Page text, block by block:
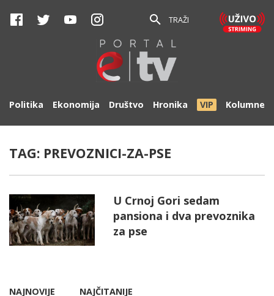
TRAŽI
Politika Ekonomija Društvo Hronika VIP Kolumne
TAG: PREVOZNICI-ZA-PSE
U Crnoj Gori sedam
pansiona i dva prevoznika
za pse
NAJNOVIJE NAJČITANIJE